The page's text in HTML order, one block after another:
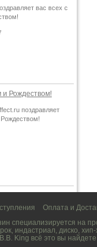
вас всех с
Рождеством!
поздравляет
Оплата и
специализируется на
рок, индастриал, диско, хип-
B.B. King всё это вы